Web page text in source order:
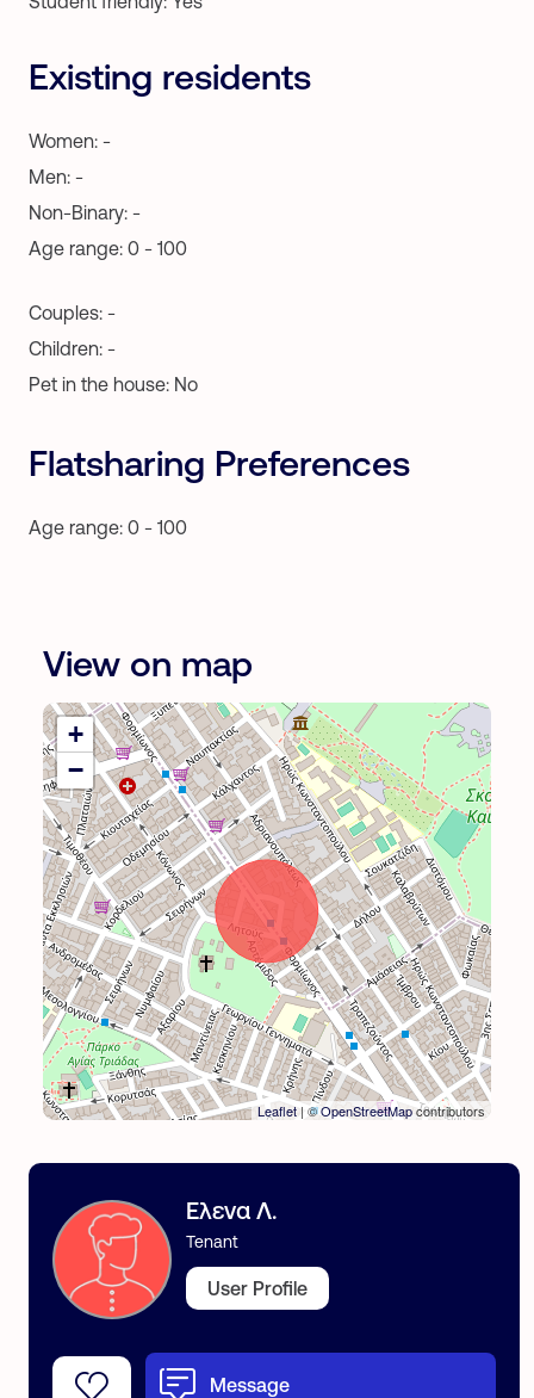
Existing residents
Women: -
Men: -
Non-Binary: -
Age range: 0 - 100
Couples: -
Children: -
Pet in the house: No
Flatsharing Preferences
Age range: 0 - 100
View on map
+
−
Leaflet| ©OpenStreetMapcontributors
Ελενα Λ.
Tenant
User Profile
Message